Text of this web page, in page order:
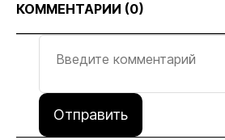
КОММЕНТАРИИ (0)
Отправить